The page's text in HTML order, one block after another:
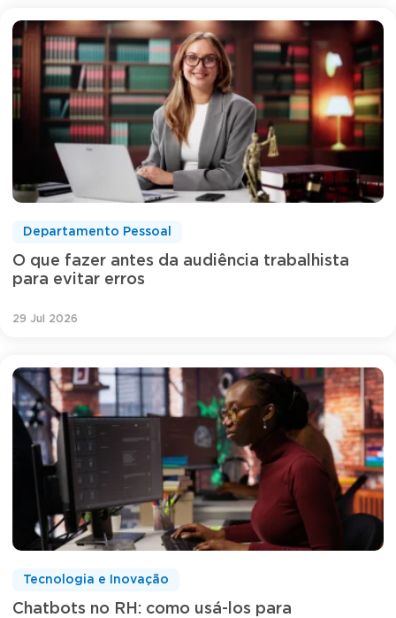
O que fazer antes da audiência trabalhista
para evitar erros
Departamento Pessoal
29 Jul 2026
Chatbots no RH: como usá-los para
Tecnologia e Inovação